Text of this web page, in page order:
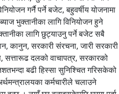
गर्नै पर्ने बजेट, बहुवर्षीय योजनामा
भुक्तानीका लागि विनियोजन हुने
लागि छुट्याउनु पर्ने बजेट सबै
कानुन, सरकारी संरचना, जारी सरकारी
सत्तारूढ दलको वाचापत्र, सरकारको
बढी हिस्सा सुनिश्चित गरिसकेको
कर्मचारीले चलाउने